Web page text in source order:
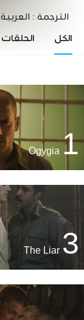
الترجمة : العربية
الكل الحلقات
1
3